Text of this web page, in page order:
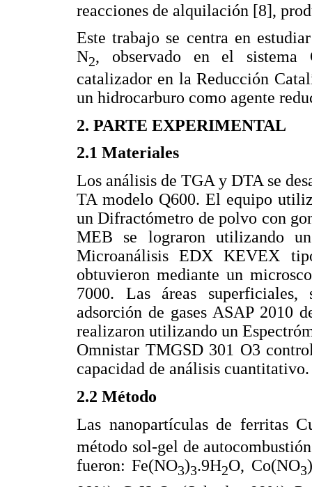
reacciones de alquilación [8],
Este trabajo se centra en
N2, observado en el sistema
catalizador en la Reducción
un hidrocarburo como agente
2. PARTE EXPERIMENTAL
2.1 Materiales
Los análisis de TGA y DTA se
TA modelo Q600. El equipo
un Difractómetro de polvo con
MEB se lograron utilizando
Microanálisis EDX KEVEX
obtuvieron mediante un
7000. Las áreas
adsorción de gases ASAP 2010
realizaron utilizando un
Omnistar TMGSD 301 O3
capacidad de análisis cuantitativo.
2.2 Método
Las nanopartículas de ferritas
método sol-gel de
fueron: Fe(NO3)3.9H2O, Co(NO3)